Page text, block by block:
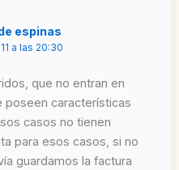
espinas
a las 20:30
que no entran en
poseen características
casos no tienen
para esos casos, si no
guardamos la factura